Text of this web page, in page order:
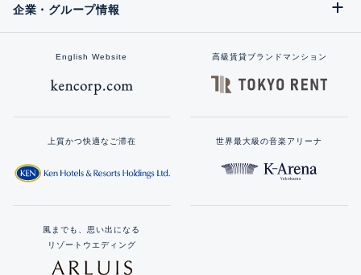
企業・グループ情報
English Website 高級賃貸ブランドマンション
上質かつ快適なご滞在 世界最大級の音楽アリーナ
風までも、思い出になる
リゾートウエディング